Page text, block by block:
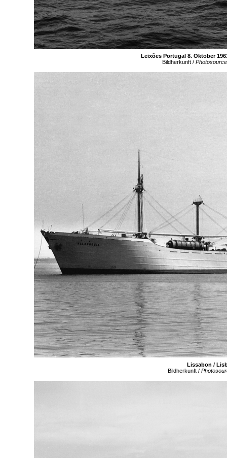
Leixões Portugal 8. Oktober
Bildherkunft / Photosource
Lissabon /
Bildherkunft /